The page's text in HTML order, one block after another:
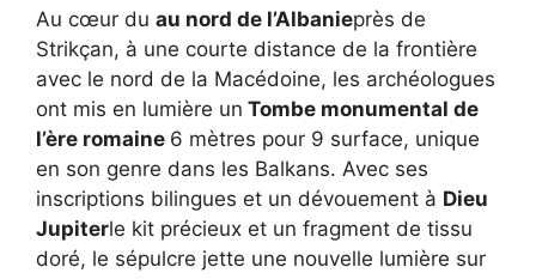
Au cœur du au nord de l’Albanieprès de
Strikçan, à une courte distance de la frontière
avec le nord de la Macédoine, les archéologues
ont mis en lumière un Tombe monumental de
l’ère romaine 6 mètres pour 9 surface, unique
en son genre dans les Balkans. Avec ses
inscriptions bilingues et un dévouement à Dieu
Jupiterle kit précieux et un fragment de tissu
doré, le sépulcre jette une nouvelle lumière sur